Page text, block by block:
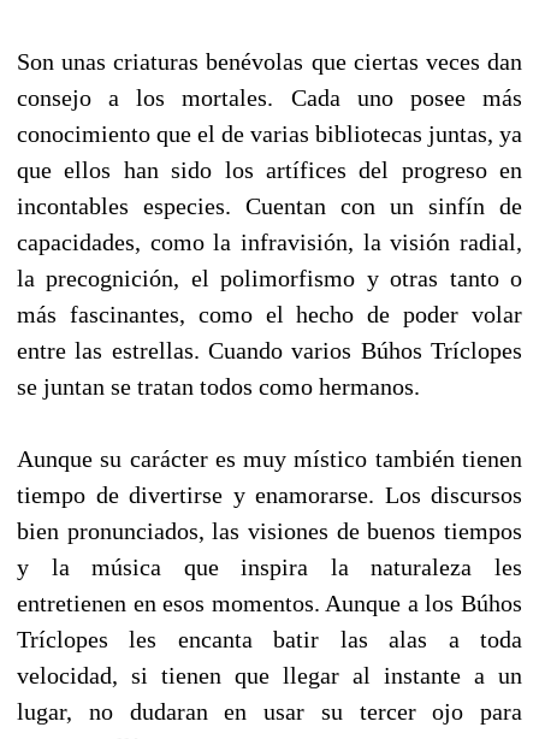
Son unas criaturas benévolas que ciertas veces dan
consejo a los mortales. Cada uno posee más
conocimiento que el de varias bibliotecas juntas, ya
que ellos han sido los artífices del progreso en
incontables especies. Cuentan con un sinfín de
capacidades, como la infravisión, la visión radial,
la precognición, el polimorfismo y otras tanto o
más fascinantes, como el hecho de poder volar
entre las estrellas. Cuando varios Búhos Tríclopes
se juntan se tratan todos como hermanos.
Aunque su carácter es muy místico también tienen
tiempo de divertirse y enamorarse. Los discursos
bien pronunciados, las visiones de buenos tiempos
y la música que inspira la naturaleza les
entretienen en esos momentos. Aunque a los Búhos
Tríclopes les encanta batir las alas a toda
velocidad, si tienen que llegar al instante a un
lugar, no dudaran en usar su tercer ojo para